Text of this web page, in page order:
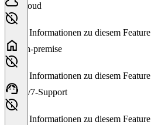
Cloud
Keine Informationen zu diesem Feature
On-premise
Keine Informationen zu diesem Feature
24/7-Support
Keine Informationen zu diesem Feature